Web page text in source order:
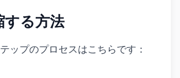
する方法
ップのプロセスはこちらです：